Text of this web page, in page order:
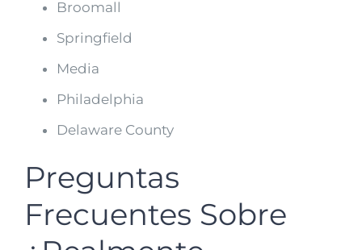
Broomall
Springfield
Media
Philadelphia
Delaware County
Preguntas
Frecuentes Sobre